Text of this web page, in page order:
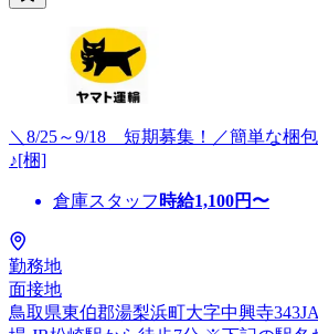
＼8/25～9/18 短期募集！／簡単な梱
♪[梱]
倉庫スタッフ 時給1,100円〜
勤務地
面接地
鳥取県東伯郡湯梨浜町大字中興寺